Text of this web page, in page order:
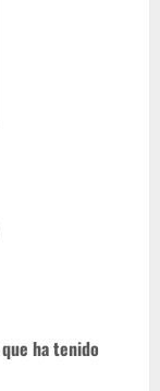
ha tenido